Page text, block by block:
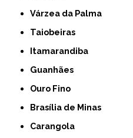
Várzea da Palma
Taiobeiras
Itamarandiba
Guanhães
Ouro Fino
Brasília de Minas
Carangola